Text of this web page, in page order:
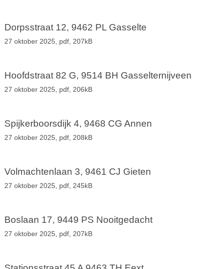
Dorpsstraat 12, 9462 PL Gasselte
27 oktober 2025, pdf, 207kB
Hoofdstraat 82 G, 9514 BH Gasselternijveen
27 oktober 2025, pdf, 206kB
Spijkerboorsdijk 4, 9468 CG Annen
27 oktober 2025, pdf, 208kB
Volmachtenlaan 3, 9461 CJ Gieten
27 oktober 2025, pdf, 245kB
Boslaan 17, 9449 PS Nooitgedacht
27 oktober 2025, pdf, 207kB